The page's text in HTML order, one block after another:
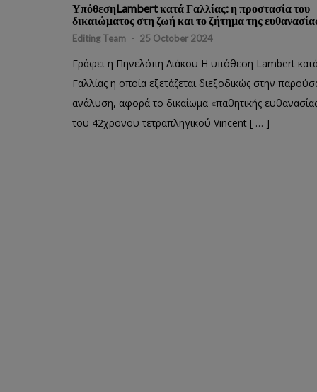
ΥπόθεσηLambert κατά Γαλλίας: η προστασία του
δικαιώματος στη ζωή και το ζήτημα της
Editing Team - 25 October 2024
Γράφει η Πηνελόπη Λιάκου Η υπόθεση Lambert
Γαλλίας η οποία εξετάζεται διεξοδικώς στην
ανάλυση, αφορά το δικαίωμα «παθητικής
του 42χρονου τετραπληγικού Vincent [ … ]